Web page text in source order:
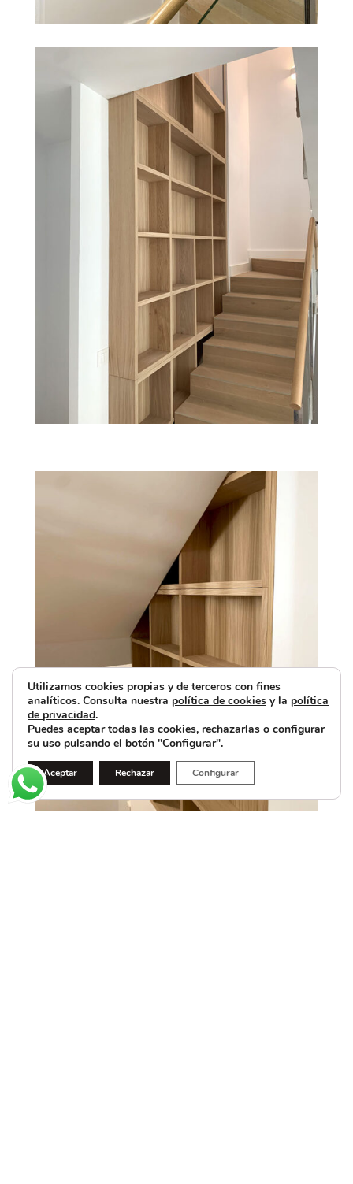
Utilizamos cookies propias y de terceros con fines
analíticos. Consulta nuestra política de cookies y la política
de privacidad.
Puedes aceptar todas las cookies, rechazarlas o configurar
su uso pulsando el botón "Configurar".
Aceptar Rechazar Configurar